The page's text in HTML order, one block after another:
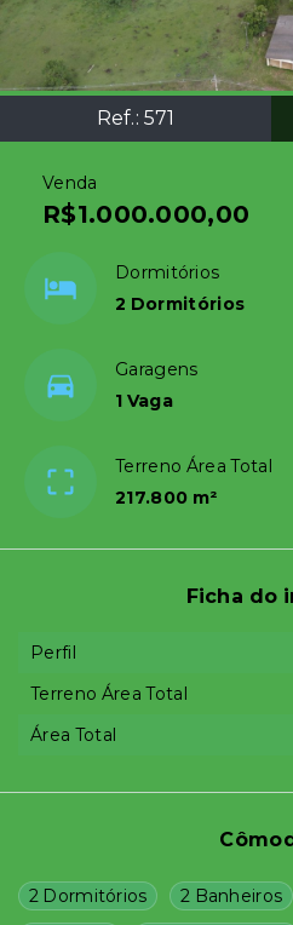
Ref.: 571
Venda
R$1.000.000,00
Dormitórios
2 Dormitórios
Garagens
1 Vaga
Terreno Área Total
217.800 m²
2 Dormitórios 2 Banheiros
Ficha do
Perfil
Terreno Área Total
Área Total